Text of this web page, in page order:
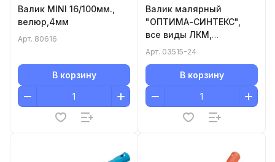
Валик MINI 16/100мм.,
велюр,4мм
Арт. 80616
В корзину
Валик малярный
"ОПТИМА-СИНТЕКС",
все виды ЛКМ,
полиэстр, ворс 18 мм,
40х240мм,Зубр
Арт. 03515-24
В корзину